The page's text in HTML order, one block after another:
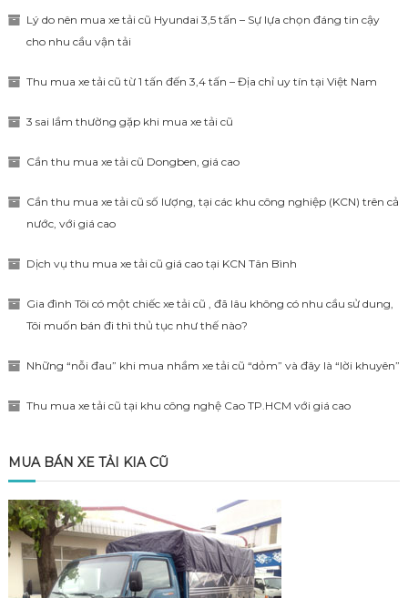
Lý do nên mua xe tải cũ Hyundai 3,5 tấn – Sự lựa chọn đáng tin cậy
cho nhu cầu vận tải
Thu mua xe tải cũ từ 1 tấn đến 3,4 tấn – Địa chỉ uy tín tại Việt Nam
3 sai lầm thường gặp khi mua xe tải cũ
Cần thu mua xe tải cũ Dongben, giá cao
Cần thu mua xe tải cũ số lượng, tại các khu công nghiệp (KCN) trên cả
nước, với giá cao
Dịch vụ thu mua xe tải cũ giá cao tại KCN Tân Bình
Gia đình Tôi có một chiếc xe tải cũ , đã lâu không có nhu cầu sử dung,
Tôi muốn bán đi thì thủ tục như thế nào?
Những “nỗi đau” khi mua nhầm xe tải cũ “dỏm” và đây là “lời khuyên”
Thu mua xe tải cũ tại khu công nghệ Cao TP.HCM với giá cao
MUA BÁN XE TẢI KIA CŨ